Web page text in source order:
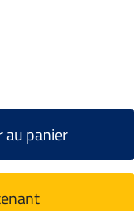
au panier